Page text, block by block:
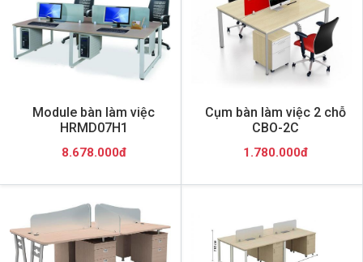
Module bàn làm việc
HRMD07H1
8.678.000đ
Cụm bàn làm việc 2 chỗ
CBO-2C
1.780.000đ